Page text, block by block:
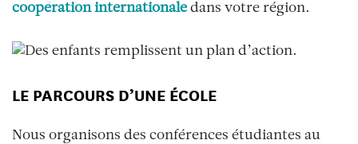
coopération internationale dans votre région.
LE PARCOURS D’UNE ÉCOLE
Nous organisons des conférences étudiantes au